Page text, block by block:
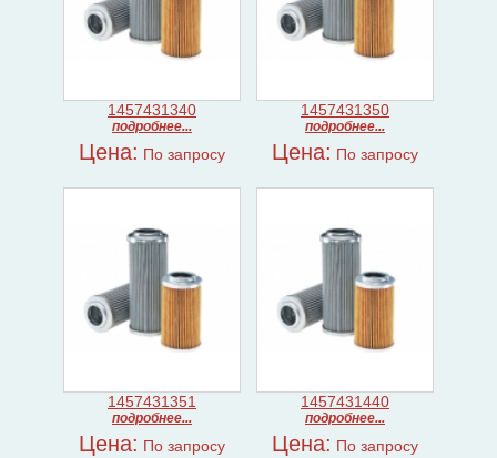
1457431340
подробнее...
Цена: По запросу
1457431350
подробнее...
Цена: По запросу
1457431351
подробнее...
Цена: По запросу
1457431440
подробнее...
Цена: По запросу